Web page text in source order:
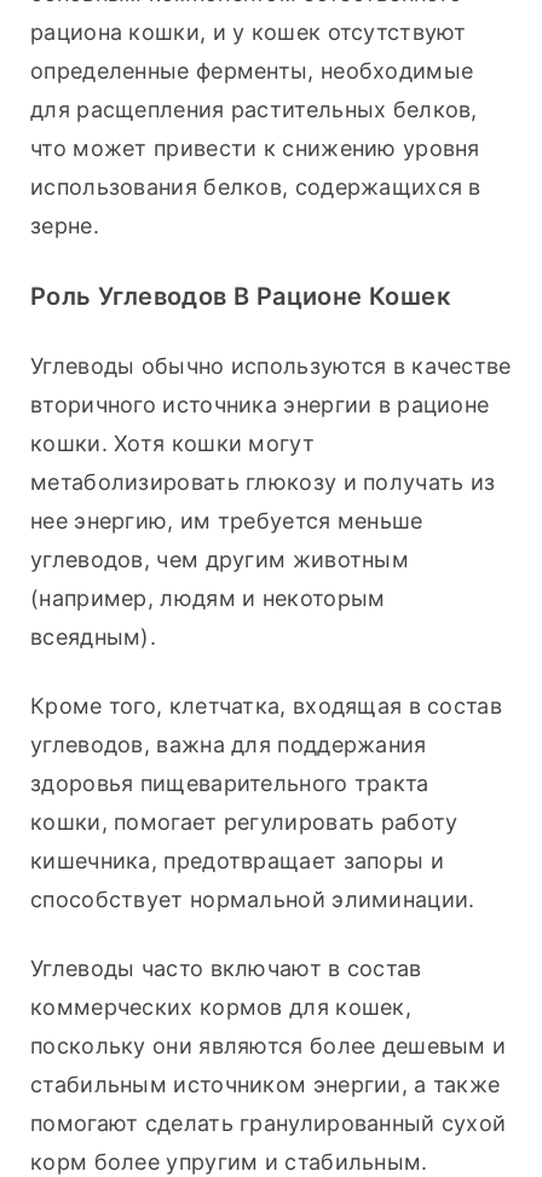
рациона кошки, и у кошек отсутствуют
определенные ферменты, необходимые
для расщепления растительных белков,
что может привести к снижению уровня
использования белков, содержащихся в
зерне.
Роль Углеводов В Рационе Кошек
Углеводы обычно используются в качестве
вторичного источника энергии в рационе
кошки. Хотя кошки могут
метаболизировать глюкозу и получать из
нее энергию, им требуется меньше
углеводов, чем другим животным
(например, людям и некоторым
всеядным).
Кроме того, клетчатка, входящая в состав
углеводов, важна для поддержания
здоровья пищеварительного тракта
кошки, помогает регулировать работу
кишечника, предотвращает запоры и
способствует нормальной элиминации.
Углеводы часто включают в состав
коммерческих кормов для кошек,
поскольку они являются более дешевым и
стабильным источником энергии, а также
помогают сделать гранулированный сухой
корм более упругим и стабильным.